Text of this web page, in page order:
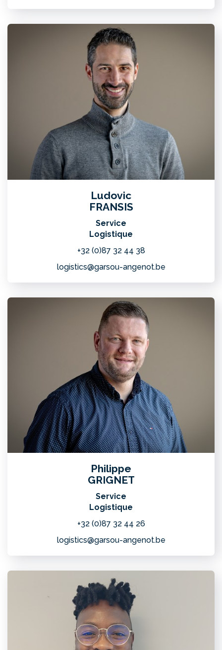
Ludovic
FRANSIS
Service
Logistique
+32 (0)87 32 44 38
logistics@garsou-angenot.be
Philippe
GRIGNET
Service
Logistique
+32 (0)87 32 44 26
logistics@garsou-angenot.be